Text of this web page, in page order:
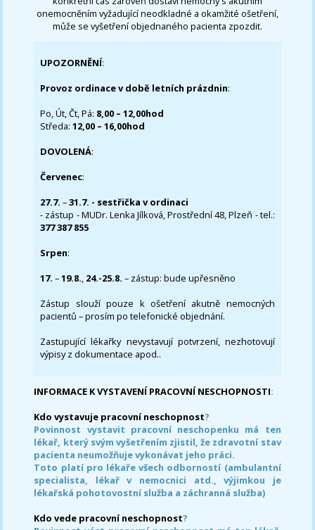
onemocněním vyžadující neodkladné a okamžité ošetření,
může se vyšetření objednaného pacienta zpozdit.
UPOZORNĚNÍ:
Provoz ordinace v době letních prázdnin:
Po, Út, Čt, Pá: 8,00 – 12,00hod
Středa:12,00 – 16,00hod
DOVOLENÁ:
Červenec:
27.7.–31.7. - sestřička v ordinaci
- zástup - MUDr. Lenka Jílková, Prostřední 48, Plzeň - tel.:
377 387 855
Srpen:
17. –19.8., 24.-25.8. – zástup: bude upřesněno
Zástup slouží pouze k ošetření akutně nemocných
pacientů – prosím po telefonické objednání.
Zastupující lékařky nevystavují potvrzení, nezhotovují
výpisy z dokumentace apod..
INFORMACE K VYSTAVENÍ PRACOVNÍ NESCHOPNOSTI:
Kdo vystavuje pracovní neschopnost?
Povinnost vystavit pracovní neschopenku má ten
lékař, který svým vyšetřením zjistil, že zdravotní stav
pacienta neumožňuje vykonávat jeho práci.
Toto platí pro lékaře všech odborností (ambulantní
specialista, lékař v nemocnici atd., výjimkou je
lékařská pohotovostní služba a záchranná služba)
Kdo vede pracovní neschopnost?